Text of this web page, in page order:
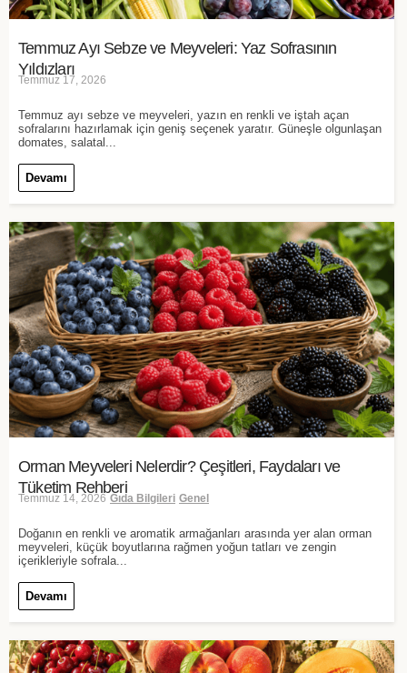
Temmuz Ayı Sebze ve Meyveleri: Yaz Sofrasının
Yıldızları
Temmuz 17, 2026
Temmuz ayı sebze ve meyveleri, yazın en renkli ve iştah açan
sofralarını hazırlamak için geniş seçenek yaratır. Güneşle olgunlaşan
domates, salatal...
Devamı
Orman Meyveleri Nelerdir? Çeşitleri, Faydaları ve
Tüketim Rehberi
Temmuz 14, 2026 Gıda Bilgileri Genel
Doğanın en renkli ve aromatik armağanları arasında yer alan orman
meyveleri, küçük boyutlarına rağmen yoğun tatları ve zengin
içerikleriyle sofrala...
Devamı